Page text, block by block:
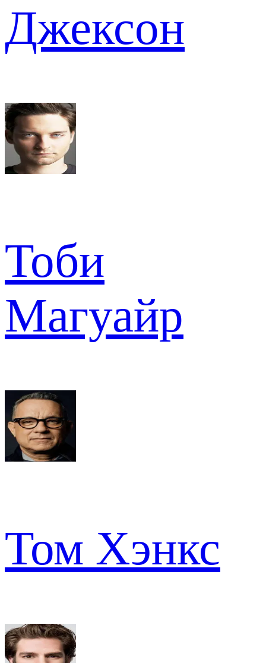
Джексон
Тоби
Магуайр
Том Хэнкс